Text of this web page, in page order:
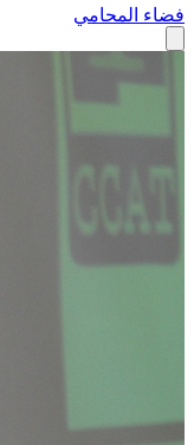
فضاء المحامي